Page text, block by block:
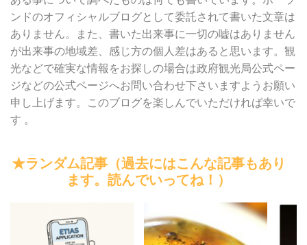
ンドのオフィシャルブログとして委託されて書いた文章は
ありません。また、書いた出来事に一切の嘘はありません
が出来事の地域差、感じ方の個人差はあると思います。観
光などで確実な情報をお探しの場合は政府観光局公式ペー
ジなどの公式ページへお問い合わせ下さいますようお願い
申し上げます。このブログを楽しんでいただければ幸いで
す 。
★ランダム記事（過去にはこんな記事もあり
ます。読んでいってね！）